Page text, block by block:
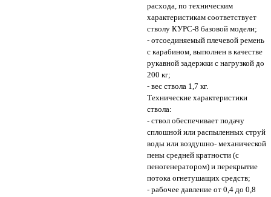
расхода, по техническим
характеристикам соответствует
стволу КУРС-8 базовой модели;
- отсоединяемый плечевой ремень
с карабином, выполнен в качестве
рукавной задержки с нагрузкой до
200 кг;
- вес ствола 1,7 кг.
Технические характеристики
ствола:
- ствол обеспечивает подачу
сплошной или распыленных струй
воды или воздушно- механической
пены средней кратности (с
пеногенератором) и перекрытие
потока огнетушащих средств;
- рабочее давление от 0,4 до 0,8